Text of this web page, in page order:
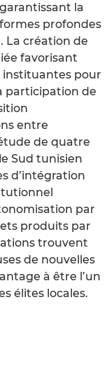
la
profondes
La création de
favorisant
instituantes pour
participation de
entre
de quatre
Sud tunisien
d’intégration
par
produits par
trouvent
de nouvelles
à être l’un
élites locales.